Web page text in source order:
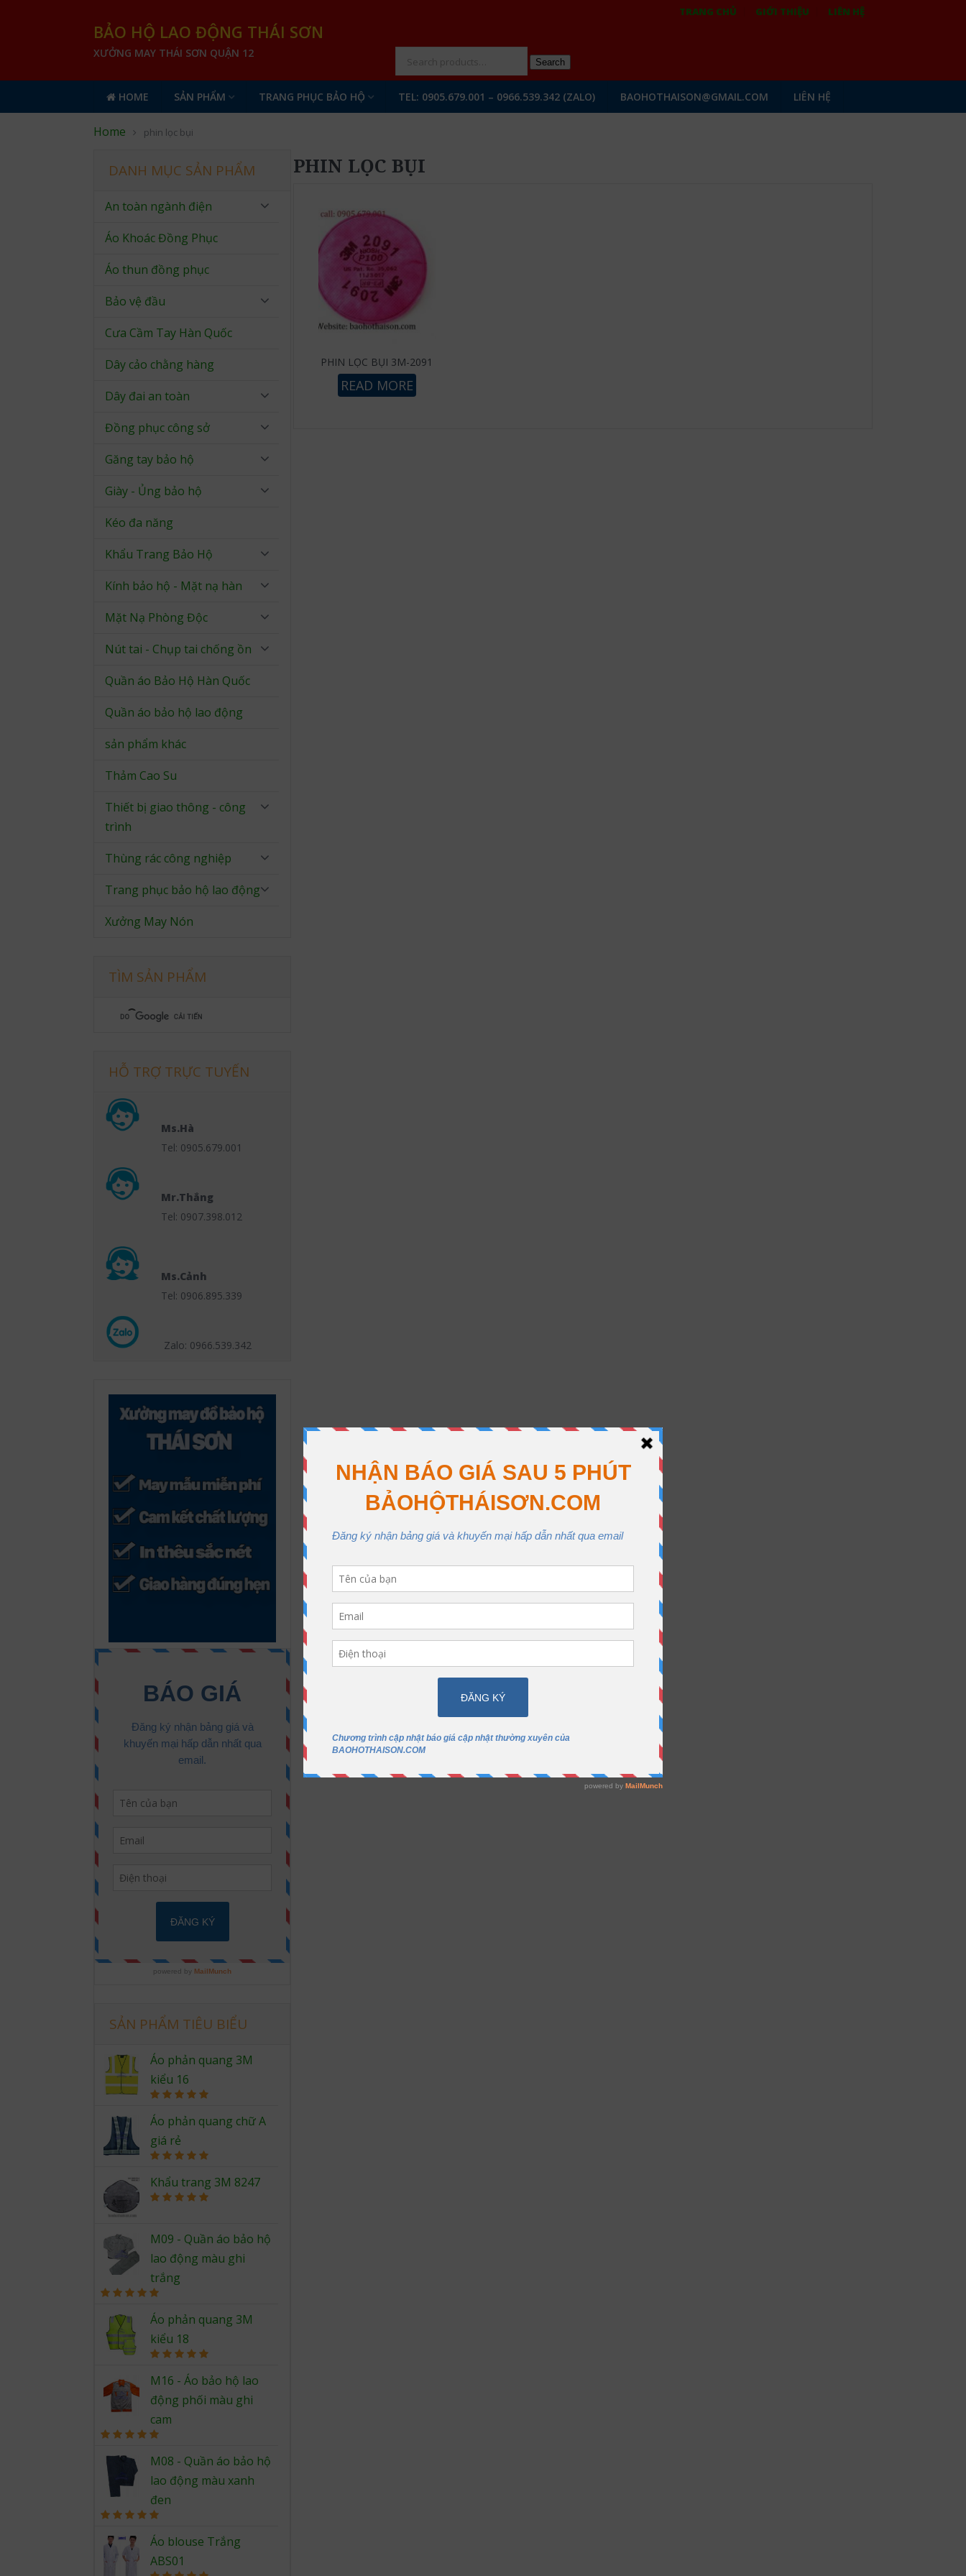
TRANG CHỦ GIỚI THIỆU LIÊN HỆ
BẢO HỘ LAO ĐỘNG THÁI SƠN
XƯỞNG MAY THÁI SƠN QUẬN 12
Search
HOME SẢN PHẨM TRANG PHỤC BẢO HỘ TEL: 0905.679.001 – 0966.539.342 (ZALO) BAOHOTHAISON@GMAIL.COM LIÊN HỆ
Home phin lọc bụi
PHIN LỌC BỤI
PHIN LỌC BỤI 3M-2091
READ MORE
DANH MỤC SẢN PHẨM
An toàn ngành điện
Áo Khoác Đồng Phục
Áo thun đồng phục
Bảo vệ đầu
Cưa Cầm Tay Hàn Quốc
Dây cảo chằng hàng
Dây đai an toàn
Đồng phục công sở
Găng tay bảo hộ
Giày - Ủng bảo hộ
Kéo đa năng
Khẩu Trang Bảo Hộ
Kính bảo hộ - Mặt nạ hàn
Mặt Nạ Phòng Độc
Nút tai - Chụp tai chống ồn
Quần áo Bảo Hộ Hàn Quốc
Quần áo bảo hộ lao động
sản phẩm khác
Thảm Cao Su
Thiết bị giao thông - công
trình
Thùng rác công nghiệp
Trang phục bảo hộ lao động
Xưởng May Nón
TÌM SẢN PHẨM
HỖ TRỢ TRỰC TUYẾN
Ms.Hà
Tel: 0905.679.001
Mr.Thắng
Tel: 0907.398.012
Ms.Cảnh
Tel: 0906.895.339
Zalo: 0966.539.342
SẢN PHẨM TIÊU BIỂU
Áo phản quang 3M
kiểu 16
out of 5
Áo phản quang chữ A
giá rẻ
out of 5
Khẩu trang 3M 8247
M09 - Quần áo bảo hộ
lao động màu ghi
trắng
out of 5
Áo phản quang 3M
kiểu 18
out of 5
M16 - Áo bảo hộ lao
động phối màu ghi
cam
out of 5
M08 - Quần áo bảo hộ
lao động màu xanh
đen
out of 5
Áo blouse Trắng
ABS01